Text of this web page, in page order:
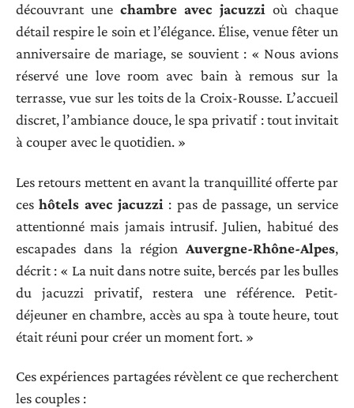
découvrant une chambre avec jacuzzi où chaque
détail respire le soin et l’élégance. Élise, venue fêter un
anniversaire de mariage, se souvient : « Nous avions
réservé une love room avec bain à remous sur la
terrasse, vue sur les toits de la Croix-Rousse. L’accueil
discret, l’ambiance douce, le spa privatif : tout invitait
à couper avec le quotidien. »
Les retours mettent en avant la tranquillité offerte par
ceshôtels avec jacuzzi : pas de passage, un service
attentionné mais jamais intrusif. Julien, habitué des
escapades dans la région Auvergne-Rhône-Alpes,
décrit : « La nuit dans notre suite, bercés par les bulles
du jacuzzi privatif, restera une référence. Petit-
déjeuner en chambre, accès au spa à toute heure, tout
était réuni pour créer un moment fort. »
Ces expériences partagées révèlent ce que recherchent
les couples :